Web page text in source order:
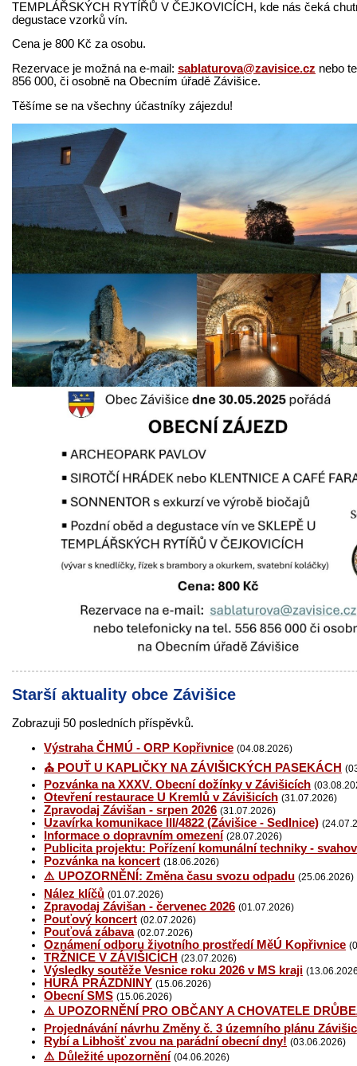
TEMPLÁŘSKÝCH RYTÍŘŮ V ČEJKOVICÍCH, kde nás čeká
degustace vzorků vín.
Cena je 800 Kč za osobu.
Rezervace je možná na e-mail: sablaturova@zavisice.cz nebo
856 000, či osobně na Obecním úřadě Závišice.
Těšíme se na všechny účastníky zájezdu!
Starší aktuality obce Závišice
Zobrazuji 50 posledních příspěvků.
Výstraha ČHMÚ - ORP Kopřivnice (04.08.2026)
⛪ POUŤ U KAPLIČKY NA ZÁVIŠICKÝCH PASEKÁCH
Pozvánka na XXXV. Obecní dožínky v Závišicích
Otevření restaurace U Kremlů v Závišicích (31.07.2026)
Zpravodaj Závišan - srpen 2026 (31.07.2026)
Uzavírka komunikace III/4822 (Závišice - Sedlnice)
Informace o dopravním omezení (28.07.2026)
Publicita projektu: Pořízení komunální techniky -
Pozvánka na koncert (18.06.2026)
⚠️ UPOZORNĚNÍ: Změna času svozu odpadu (25.06.2026)
Nález klíčů (01.07.2026)
Zpravodaj Závišan - červenec 2026 (01.07.2026)
Pouťový koncert (02.07.2026)
Pouťová zábava (02.07.2026)
Oznámení odboru životního prostředí MěÚ Kopřivnice
TRŽNICE V ZÁVIŠICÍCH (23.07.2026)
Výsledky soutěže Vesnice roku 2026 v MS kraji
HURÁ PRÁZDNINY (15.06.2026)
Obecní SMS (15.06.2026)
⚠️ UPOZORNĚNÍ PRO OBČANY A CHOVATELE
Projednávání návrhu Změny č. 3 územního plánu Závišic
Rybí a Libhošť zvou na parádní obecní dny! (03.06.2026)
⚠️ Důležité upozornění (04.06.2026)